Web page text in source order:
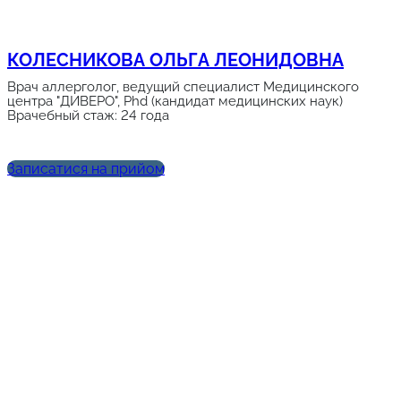
КОЛЕСНИКОВА ОЛЬГА ЛЕОНИДОВНА
Врач аллерголог, ведущий специалист Медицинского
центра "ДИВЕРО", Phd (кандидат медицинских наук)
Врачебный стаж: 24 года
Записатися на прийом